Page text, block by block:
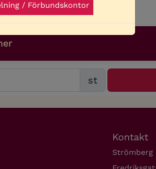
/ Förbundskontor
st
Kontakt
Strömberg